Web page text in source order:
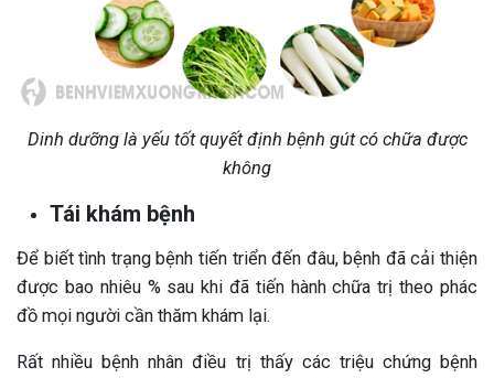
Dinh dưỡng là yếu tốt quyết định bệnh gút có chữa được
không
Tái khám bệnh
Để biết tình trạng bệnh tiến triển đến đâu, bệnh đã cải thiện
được bao nhiêu % sau khi đã tiến hành chữa trị theo phác
đồ mọi người cần thăm khám lại.
Rất nhiều bệnh nhân điều trị thấy các triệu chứng bệnh